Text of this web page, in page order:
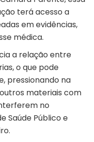
terá acesso a
em evidências,
médica.
a relação entre
o que pode
pressionando na
materiais com
no
Saúde Público e